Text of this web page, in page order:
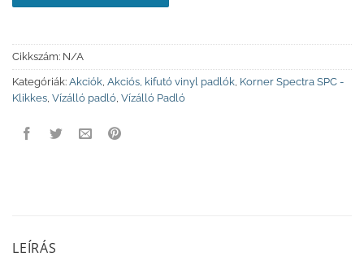
Cikkszám: N/A
Kategóriák: Akciók, Akciós, kifutó vinyl padlók, Korner Spectra SPC -
Klikkes, Vízálló padló, Vízálló Padló
LEÍRÁS